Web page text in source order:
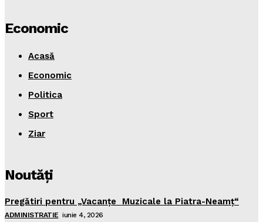
Economic
Acasă
Economic
Politica
Sport
Ziar
Noutăţi
Pregătiri pentru „Vacanţe Muzicale la Piatra-Neamţ“
ADMINISTRATIE iunie 4, 2026